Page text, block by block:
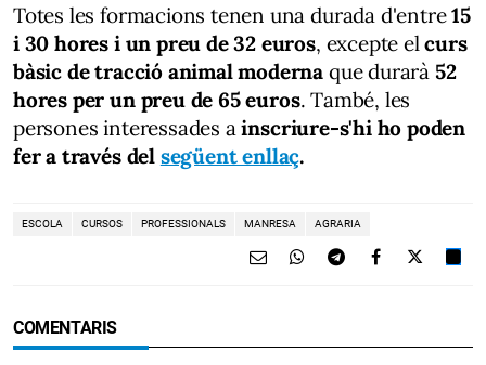
Totes les formacions tenen una durada d'entre15
i 30 hores i un preu de 32 euros, excepte elcurs
bàsic de tracció animal moderna que durarà 52
hores per un preu de 65 euros. També, les
persones interessades ainscriure-s'hi ho poden
fer a través del següent enllaç.
ESCOLA CURSOS PROFESSIONALS MANRESA AGRARIA
COMENTARIS